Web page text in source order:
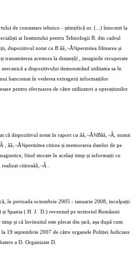
de constatare tehnico - științifică nr. (...) întocmit la
ai Institutului pentru Tehnologii B. din cadrul
dispozitivul notat cu B ââ‚¬Å¾permitea filmarea și
transmiterea acestora la distanță) , imaginile recuperate
a dispozitivului demonstrând utilitatea sa în
bancomat în vederea extragerii informațiilor
pentru efectuarea de către utilizatori a operațiunilor
că dispozitivul notat în raport cu ââ‚¬Å¾Bââ‚¬Â, numit
, ââ‚¬Å¾permitea citirea și memorarea datelor de pe
fiind stocate în același timp și informații cu
citireaââ‚¬Â .
în perioada octombrie 2005 - ianuarie 2008, inculpații
și Spania ( H. J.
D.) revenind pe teritoriul României
și că învinuitul este plecat din țară, așa după cum
19 septembrie 2007 de către organele Poliției Judiciare
a D. Organizate D.